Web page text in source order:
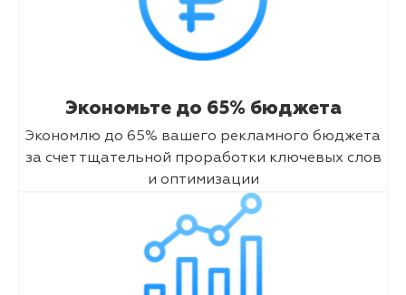
Экономьте до 65% бюджета
Экономлю до 65% вашего рекламного бюджета
за счет тщательной проработки ключевых слов
и оптимизации